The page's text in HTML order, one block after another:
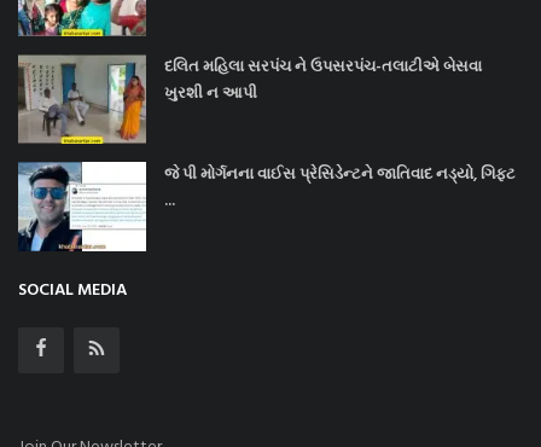
દલિત મહિલા સરપંચ ને ઉપસરપંચ-તલાટીએ બેસવા
ખુરશી ન આપી
જે પી મોર્ગનના વાઈસ પ્રેસિડેન્ટને જાતિવાદ નડ્યો, ગિફ્ટ
...
SOCIAL MEDIA